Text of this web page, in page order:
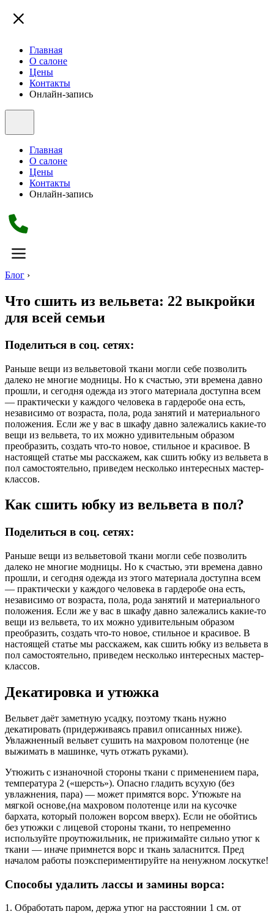
Главная
О салоне
Цены
Контакты
Онлайн-запись
Главная
О салоне
Цены
Контакты
Онлайн-запись
Блог ›
Что сшить из вельвета: 22 выкройки
для всей семьи
Поделиться в соц. сетях:
Раньше вещи из вельветовой ткани могли себе позволить
далеко не многие модницы. Но к счастью, эти времена давно
прошли, и сегодня одежда из этого материала доступна всем
— практически у каждого человека в гардеробе она есть,
независимо от возраста, пола, рода занятий и материального
положения. Если же у вас в шкафу давно залежались какие-то
вещи из вельвета, то их можно удивительным образом
преобразить, создать что-то новое, стильное и красивое. В
настоящей статье мы расскажем, как сшить юбку из вельвета в
пол самостоятельно, приведем несколько интересных мастер-
классов.
Как сшить юбку из вельвета в пол?
Поделиться в соц. сетях:
Раньше вещи из вельветовой ткани могли себе позволить
далеко не многие модницы. Но к счастью, эти времена давно
прошли, и сегодня одежда из этого материала доступна всем
— практически у каждого человека в гардеробе она есть,
независимо от возраста, пола, рода занятий и материального
положения. Если же у вас в шкафу давно залежались какие-то
вещи из вельвета, то их можно удивительным образом
преобразить, создать что-то новое, стильное и красивое. В
настоящей статье мы расскажем, как сшить юбку из вельвета в
пол самостоятельно, приведем несколько интересных мастер-
классов.
Декатировка и утюжка
Вельвет даёт заметную усадку, поэтому ткань нужно
декатировать (придерживаясь правил описанных ниже).
Увлажненный вельвет сушить на махровом полотенце (не
выжимать в машинке, чуть отжать руками).
Утюжить с изнаночной стороны ткани с применением пара,
температура 2 («шерсть»). Опасно гладить всухую (без
увлажнения, пара) — может примятся ворс. Утюжьте на
мягкой основе,(на махровом полотенце или на кусочке
бархата, который положен ворсом вверх). Если не обойтись
без утюжки с лицевой стороны ткани, то непременно
используйте проутюжильник, не прижимайте сильно утюг к
ткани — иначе примнется ворс и ткань заласнится. Пред
началом работы поэкспериментируйте на ненужном лоскутке!
Способы удалить лассы и замины ворса:
1. Обработать паром, держа утюг на расстоянии 1 см. от